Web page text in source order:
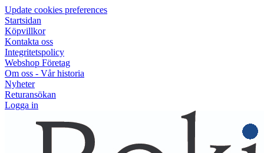
Update cookies preferences
Startsidan
Köpvillkor
Kontakta oss
Integritetspolicy
Webshop Företag
Om oss - Vår historia
Nyheter
Returansökan
Logga in